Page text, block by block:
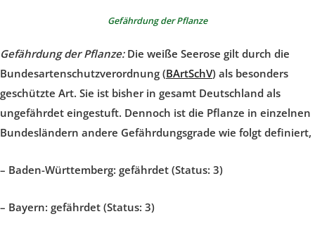
Gefährdung der Pflanze
Gefährdung der Pflanze:Die weiße Seerose gilt durch die
Bundesartenschutzverordnung (BArtSchV) als besonders
geschützte Art. Sie ist bisher in gesamt Deutschland als
ungefährdet eingestuft. Dennoch ist die Pflanze in einzelnen
Bundesländern andere Gefährdungsgrade wie folgt definiert,
– Baden-Württemberg: gefährdet (Status: 3)
– Bayern: gefährdet (Status: 3)